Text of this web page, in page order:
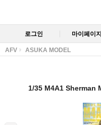
로그인 마이페이지
AFV ASUKA MODEL
1/35 M4A1 Sherman